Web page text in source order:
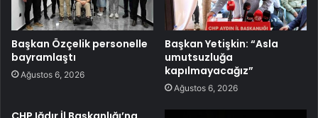
Başkan Özçelik personelle
bayramlaştı
Ağustos 6, 2026
Başkan Yetişkin: “Asla
umutsuzluğa
kapılmayacağız”
Ağustos 6, 2026